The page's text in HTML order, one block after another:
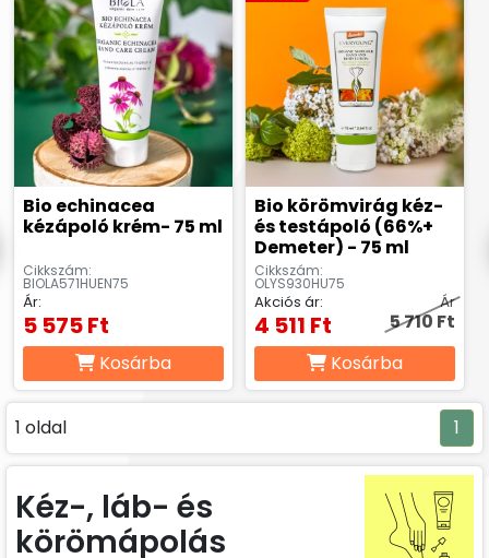
Bio echinacea
kézápoló krém- 75 ml
Cikkszám:
BIOLA571HUEN75
Ár:
5 575 Ft
Kosárba
Bio körömvirág kéz-
és testápoló (66%+
Demeter) - 75 ml
Cikkszám:
OLYS930HU75
Akciós ár:
4 511 Ft
Ár
5 710 Ft
Kosárba
1 oldal 1
Kéz-, láb- és
körömápolás